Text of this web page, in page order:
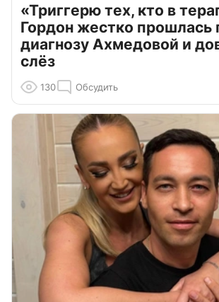
«Триггерю тех, кто в
Гордон жестко прошлась
диагнозу Ахмедовой и
слёз
130 Обсудить